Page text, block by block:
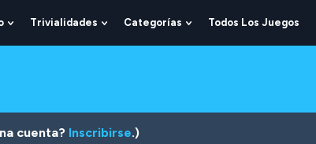
Show
Submenu
Trivialidades
Show
Submenu
Categorías
Show
Submenu
Todos Los Juegos
cuenta? Inscribirse.)